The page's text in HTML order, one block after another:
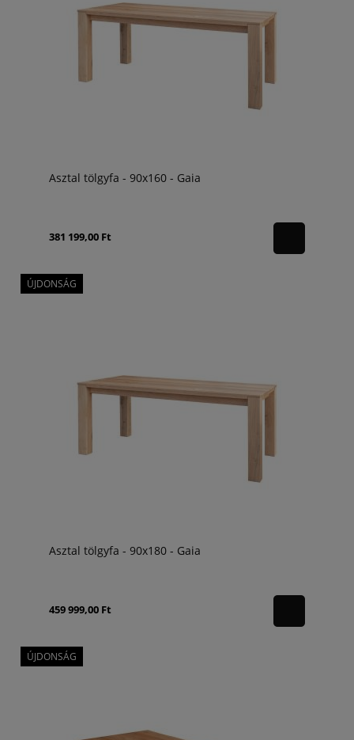
Asztal tölgyfa - 90x160 - Gaia
381 199,00 Ft
Asztal tölgyfa - 90x180 - Gaia
459 999,00 Ft
ÚJDONSÁG
ÚJDONSÁG